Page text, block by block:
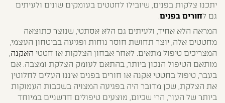
יתכנו צלקות בפנים, שיובילו לחטטים בעומקים שונים ולעיתים
גם לחורים בפנים.
המראה הלא אחיד, ולעיתים גם הלא אסתטי, שנוצר כתוצאה
מחטטים אלה, יוצר תחושת חוסר נוחות ופגיעה בביטחון העצמי,
המצריכים טיפול מתאים. לאחר אבחון הצלקות או חטטי האקנה,
מותאם הטיפול הנכון ביותר, בהתאם לעומק הצלקת ומצבה. אם
בעבר, טיפול בחטטי אקנה או חורים בפנים איננו העלים לחלוטין
את הצלקת, שכן מדובר היה בפגיעה המצויה בשכבות העמוקות
ביותר של העור, הרי שכיום, מוצעים טיפולים חדשניים במיוחד